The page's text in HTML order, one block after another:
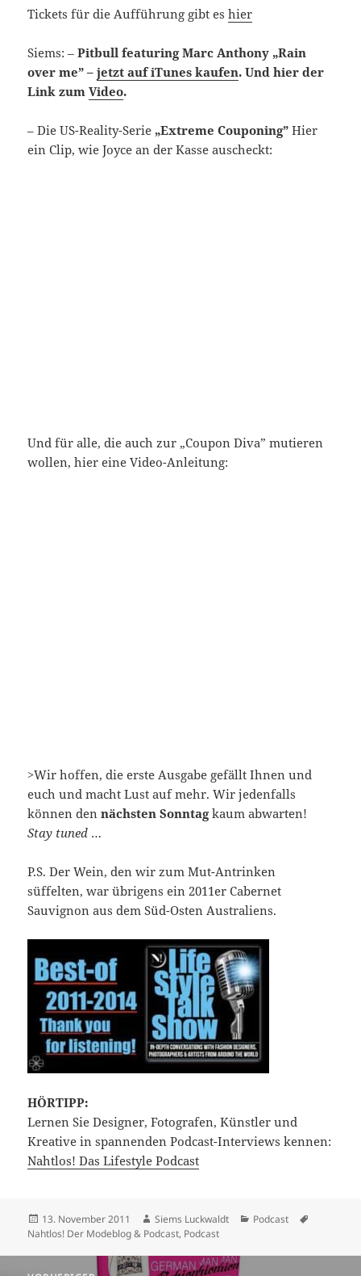
Tickets für die Aufführung gibt eshier
Siems: –Pitbull featuring Marc Anthony „Rain
over me” –jetzt auf iTunes kaufen. Und hier der
Link zumVideo.
– Die US-Reality-Serie „Extreme Couponing” Hier
ein Clip, wie Joyce an der Kasse auscheckt:
Und für alle, die auch zur „Coupon Diva” mutieren
wollen, hier eine Video-Anleitung:
>Wir hoffen, die erste Ausgabe gefällt Ihnen und
euch und macht Lust auf mehr. Wir jedenfalls
können dennächsten Sonntagkaum abwarten!
Stay tuned …
P.S. Der Wein, den wir zum Mut-Antrinken
süffelten, war übrigens ein 2011er Cabernet
Sauvignon aus dem Süd-Osten Australiens.
HÖRTIPP:
Lernen Sie Designer, Fotografen, Künstler und
Kreative in spannenden Podcast-Interviews kennen:
Nahtlos! Das Lifestyle Podcast
Veröffentlicht
am
13. November 2011 Autor
Siems Luckwaldt Kategorien
Podcast
Nahtlos! Der Modeblog & Podcast, Podcast
Beitragsnavigation